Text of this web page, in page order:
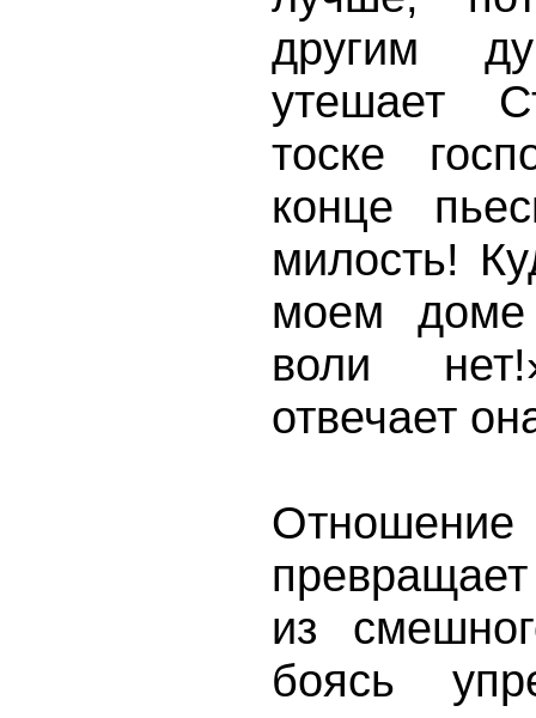
другим
утешает
тоске
конце
милость!
моем
воли
отвечает
из
боясь